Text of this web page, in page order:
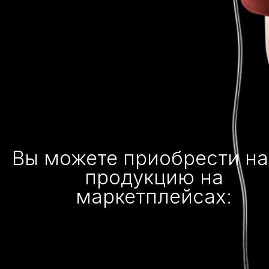
Вы можете приобрести
продукцию на
маркетплейсах: